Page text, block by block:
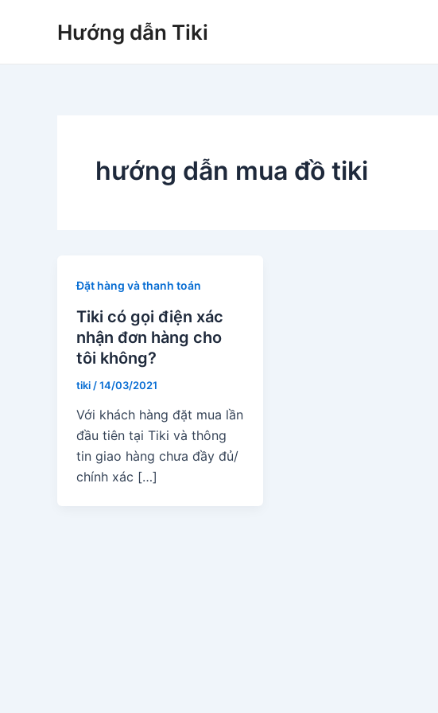
Hướng dẫn Tiki
hướng dẫn mua đồ tiki
Đặt hàng và thanh toán
Tiki có gọi điện xác
nhận đơn hàng cho
tôi không?
tiki /14/03/2021
Với khách hàng đặt mua lần
đầu tiên tại Tiki và thông
tin giao hàng chưa đầy đủ/
chính xác […]